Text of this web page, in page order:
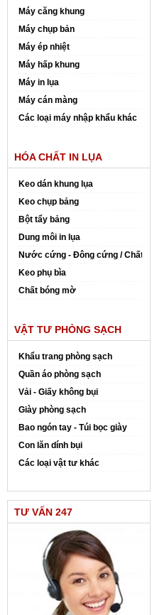
Máy căng khung
Máy chụp bản
Máy ép nhiệt
Máy hấp khung
Máy in lụa
Máy cán màng
Các loại máy nhập khẩu khác
HÓA CHẤT IN LỤA
Keo dán khung lụa
Keo chụp bảng
Bột tẩy bảng
Dung môi in lụa
Nước cứng - Đông cứng / Chất
Keo phụ bìa
Chất bóng mờ
VẬT TƯ PHÒNG SẠCH
Khẩu trang phòng sạch
Quần áo phòng sạch
Vải - Giấy không bụi
Giày phòng sạch
Bao ngón tay - Túi bọc giày
Con lăn dính bụi
Các loại vật tư khác
TƯ VẤN 247